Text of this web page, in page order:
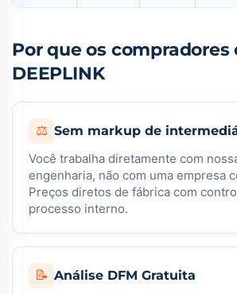
Por que os compradores
DEEPLINK
⚖ Sem markup de
Você trabalha diretamente com
engenharia, não com uma empresa
Preços diretos de fábrica com
processo interno.
📝 Análise DFM Gratuita